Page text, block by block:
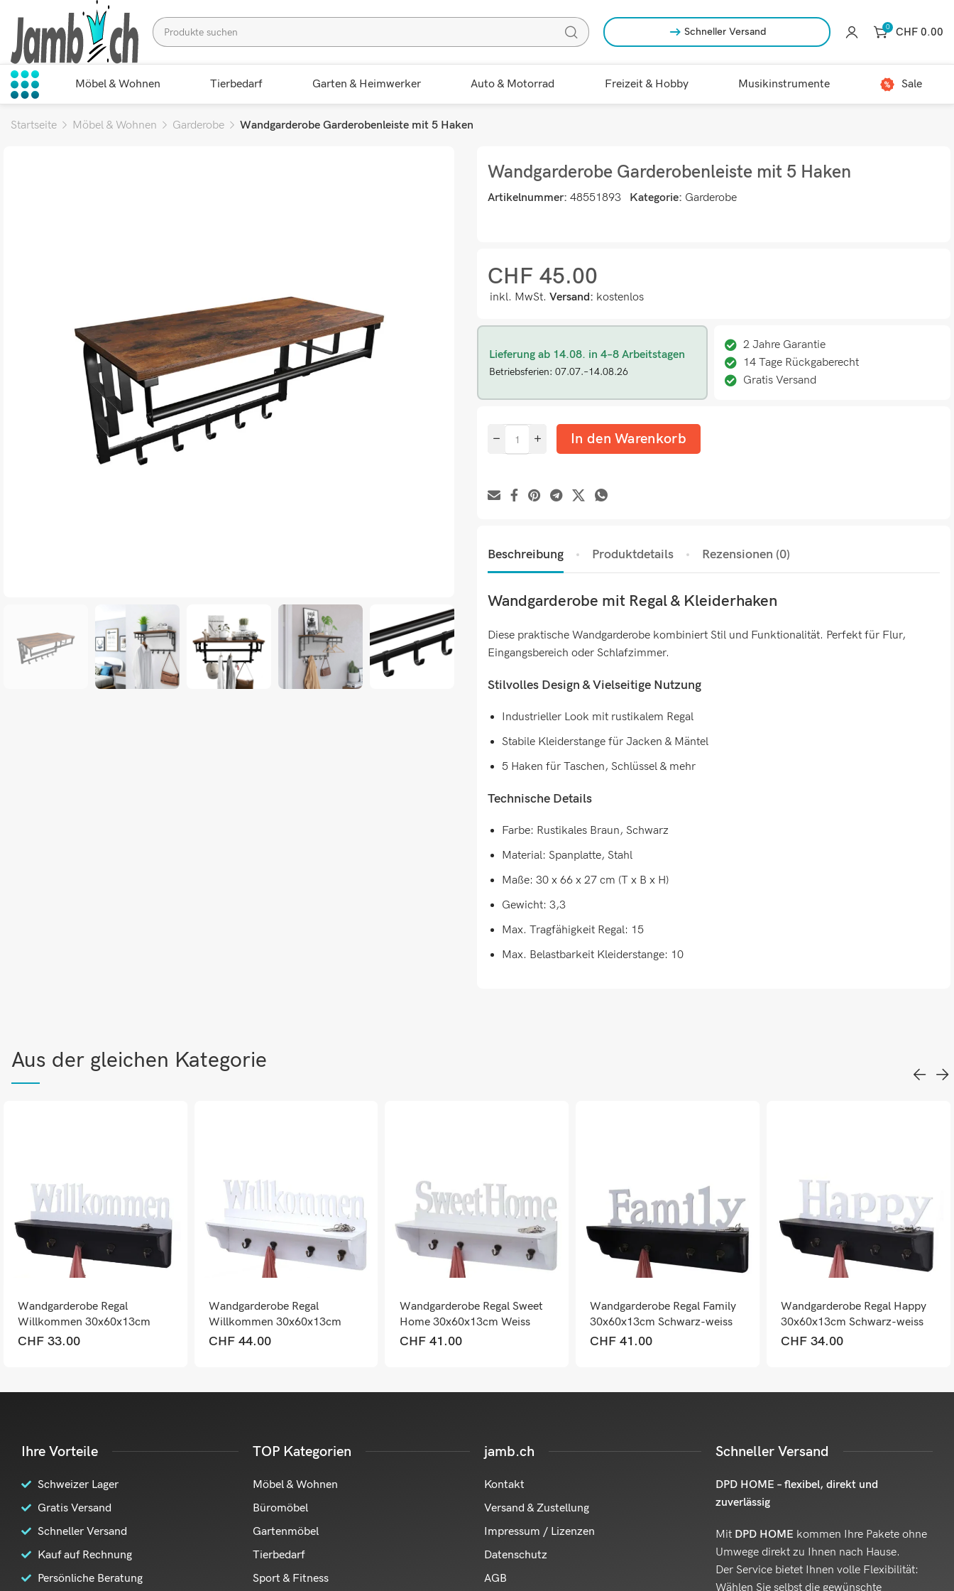
Schneller Versand 0 CHF 0.00
Möbel & Wohnen Tierbedarf Garten & Heimwerker Auto & Motorrad Freizeit & Hobby Musikinstrumente Sale
Startseite Möbel & Wohnen Garderobe Wandgarderobe Garderobenleiste mit 5 Haken
Wandgarderobe Garderobenleiste mit 5 Haken
Artikelnummer: 48551893 Kategorie: Garderobe
CHF 45.00
inkl. MwSt. Versand: kostenlos
Lieferung ab 14.08. in 4–8 Arbeitstagen
Betriebsferien: 07.07.–14.08.26
2 Jahre Garantie
14 Tage Rückgaberecht
Gratis Versand
In den Warenkorb
Beschreibung Produktdetails Rezensionen (0)
Wandgarderobe mit Regal & Kleiderhaken
Diese praktische Wandgarderobe kombiniert Stil und Funktionalität. Perfekt für Flur,
Eingangsbereich oder Schlafzimmer.
Stilvolles Design & Vielseitige Nutzung
Industrieller Look mit rustikalem Regal
Stabile Kleiderstange für Jacken & Mäntel
5 Haken für Taschen, Schlüssel & mehr
Technische Details
Farbe: Rustikales Braun, Schwarz
Material: Spanplatte, Stahl
Maße: 30 x 66 x 27 cm (T x B x H)
Gewicht: 3,3
Max. Tragfähigkeit Regal: 15
Max. Belastbarkeit Kleiderstange: 10
Aus der gleichen Kategorie
Wandgarderobe Regal
Willkommen 30x60x13cm
Schwarz-weiss
CHF33.00
Wandgarderobe Regal
Willkommen 30x60x13cm
Weiss
CHF44.00
Wandgarderobe Regal Sweet
Home 30x60x13cm Weiss
CHF41.00
Wandgarderobe Regal Family
30x60x13cm Schwarz-weiss
CHF 41.00
Wandgarderobe Regal Happy
30x60x13cm Schwarz-weiss
CHF 34.00
Ihre Vorteile
Schweizer Lager
Gratis Versand
Schneller Versand
Kauf auf Rechnung
Persönliche Beratung
TOP Kategorien
Möbel & Wohnen
Büromöbel
Gartenmöbel
Tierbedarf
Sport & Fitness
jamb.ch
Kontakt
Versand & Zustellung
Impressum / Lizenzen
Datenschutz
AGB
Schneller Versand
DPD HOME – flexibel, direkt und
zuverlässig
Mit DPD HOME kommen Ihre Pakete ohne
Umwege direkt zu Ihnen nach Hause.
Der Service bietet Ihnen volle Flexibilität:
Wählen Sie selbst die gewünschte